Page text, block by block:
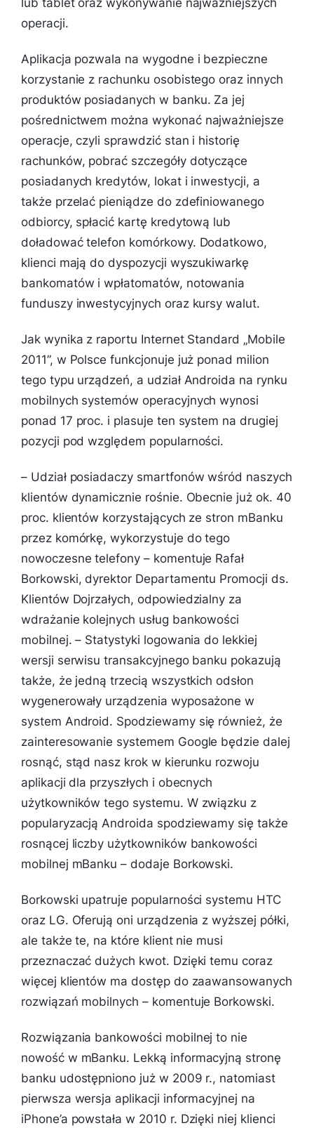
operacji.
Aplikacja pozwala na wygodne i bezpieczne
korzystanie z rachunku osobistego oraz innych
produktów posiadanych w banku. Za jej
pośrednictwem można wykonać najważniejsze
operacje, czyli sprawdzić stan i historię
rachunków, pobrać szczegóły dotyczące
posiadanych kredytów, lokat i inwestycji, a
także przelać pieniądze do zdefiniowanego
odbiorcy, spłacić kartę kredytową lub
doładować telefon komórkowy. Dodatkowo,
klienci mają do dyspozycji wyszukiwarkę
bankomatów i wpłatomatów, notowania
funduszy inwestycyjnych oraz kursy walut.
Jak wynika z raportu Internet Standard „Mobile
2011”, w Polsce funkcjonuje już ponad milion
tego typu urządzeń, a udział Androida na rynku
mobilnych systemów operacyjnych wynosi
ponad 17 proc. i plasuje ten system na drugiej
pozycji pod względem popularności.
–Udział posiadaczy smartfonów wśród naszych
klientów dynamicznie rośnie. Obecnie już ok. 40
proc. klientów korzystających ze stron mBanku
przez komórkę, wykorzystuje do tego
nowoczesne telefony – komentuje Rafał
Borkowski, dyrektor Departamentu Promocji ds.
Klientów Dojrzałych, odpowiedzialny za
wdrażanie kolejnych usług bankowości
mobilnej. – Statystyki logowania do lekkiej
wersji serwisu transakcyjnego banku pokazują
także, że jedną trzecią wszystkich odsłon
wygenerowały urządzenia wyposażone w
system Android. Spodziewamy się również, że
zainteresowanie systemem Google będzie dalej
rosnąć, stąd nasz krok w kierunku rozwoju
aplikacji dla przyszłych i obecnych
użytkowników tego systemu. W związku z
popularyzacją Androida spodziewamy się także
rosnącej liczby użytkowników bankowości
mobilnej mBanku – dodaje Borkowski.
Borkowski upatruje popularności systemu HTC
oraz LG. Oferują oni urządzenia z wyższej półki,
ale także te, na które klient nie musi
przeznaczać dużych kwot. Dzięki temu coraz
więcej klientów ma dostęp do zaawansowanych
rozwiązań mobilnych – komentuje Borkowski.
Rozwiązania bankowości mobilnej to nie
nowość w mBanku. Lekką informacyjną stronę
banku udostępniono już w 2009 r., natomiast
pierwsza wersja aplikacji informacyjnej na
iPhone’a powstała w 2010 r. Dzięki niej klienci